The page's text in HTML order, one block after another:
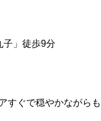
子」徒歩9分
ぐで穏やかながら